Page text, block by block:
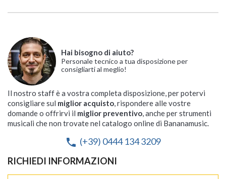
Hai bisogno di aiuto?
Personale tecnico a tua disposizione per
consigliarti al meglio!
Il nostro staff è a vostra completa disposizione, per potervi
consigliare sul miglior acquisto, rispondere alle vostre
domande o offrirvi il miglior preventivo, anche per strumenti
musicali che non trovate nel catalogo online di Bananamusic.
phone (+39) 0444 134 3209
RICHIEDI INFORMAZIONI